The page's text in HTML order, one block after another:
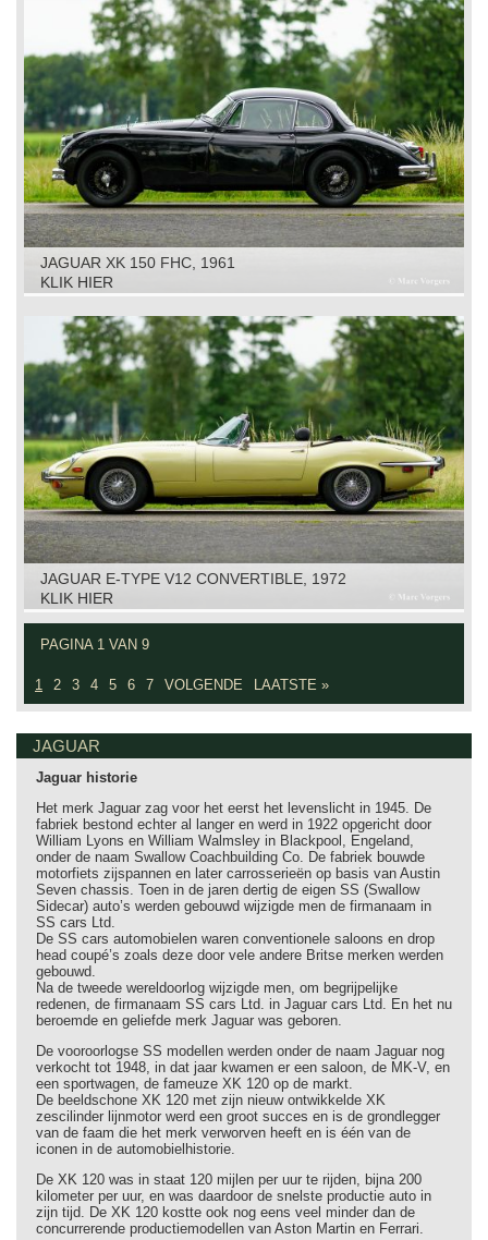
JAGUAR XK 150 FHC, 1961
KLIK HIER
JAGUAR E-TYPE V12 CONVERTIBLE, 1972
KLIK HIER
PAGINA 1 VAN 9
1 2 3 4 5 6 7 VOLGENDE LAATSTE »
JAGUAR
Jaguar historie
Het merk Jaguar zag voor het eerst het levenslicht in 1945. De
fabriek bestond echter al langer en werd in 1922 opgericht door
William Lyons en William Walmsley in Blackpool, Engeland,
onder de naam Swallow Coachbuilding Co. De fabriek bouwde
motorfiets zijspannen en later carrosserieën op basis van Austin
Seven chassis. Toen in de jaren dertig de eigen SS (Swallow
Sidecar) auto’s werden gebouwd wijzigde men de firmanaam in
SS cars Ltd.
De SS cars automobielen waren conventionele saloons en drop
head coupé’s zoals deze door vele andere Britse merken werden
gebouwd.
Na de tweede wereldoorlog wijzigde men, om begrijpelijke
redenen, de firmanaam SS cars Ltd. in Jaguar cars Ltd. En het nu
beroemde en geliefde merk Jaguar was geboren.
De vooroorlogse SS modellen werden onder de naam Jaguar nog
verkocht tot 1948, in dat jaar kwamen er een saloon, de MK-V, en
een sportwagen, de fameuze XK 120 op de markt.
De beeldschone XK 120 met zijn nieuw ontwikkelde XK
zescilinder lijnmotor werd een groot succes en is de grondlegger
van de faam die het merk verworven heeft en is één van de
iconen in de automobielhistorie.
De XK 120 was in staat 120 mijlen per uur te rijden, bijna 200
kilometer per uur, en was daardoor de snelste productie auto in
zijn tijd. De XK 120 kostte ook nog eens veel minder dan de
concurrerende productiemodellen van Aston Martin en Ferrari.